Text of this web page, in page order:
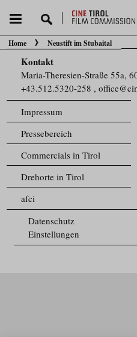
Sie befinden sich hier:
Home Neustift im Stubaital
Kontakt
Maria-Theresien-Straße 55a,
+43.512.5320-258 ,
Impressum
Pressebereich
Commercials in Tirol
Drehorte in Tirol
afci
Datenschutz
Einstellungen